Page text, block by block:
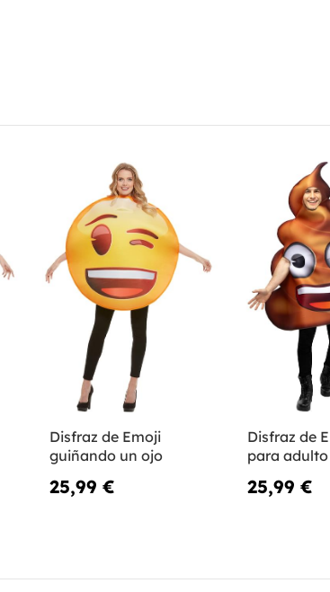
Disfraz de Emoji
guiñando un ojo
25,99 €
Disfraz de
para adulto
25,99 €